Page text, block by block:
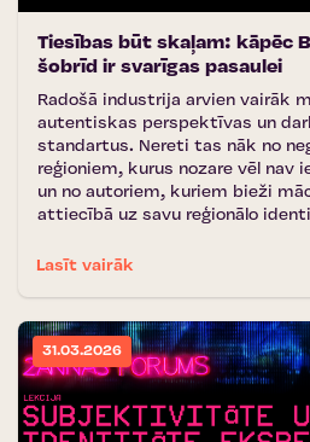
Tiesības būt skaļam: kāpēc
šobrīd ir svarīgas pasaulei
Radošā industrija arvien vairāk
autentiskas perspektīvas un
standartus. Nereti tas nāk no
reģioniem, kurus nozare vēl nav
un no autoriem, kuriem bieži
attiecībā uz savu reģionālo
Lasīt vairāk
31.03.2026